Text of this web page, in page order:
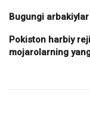
Bugungi
Pokiston harbiy
mojarolarning